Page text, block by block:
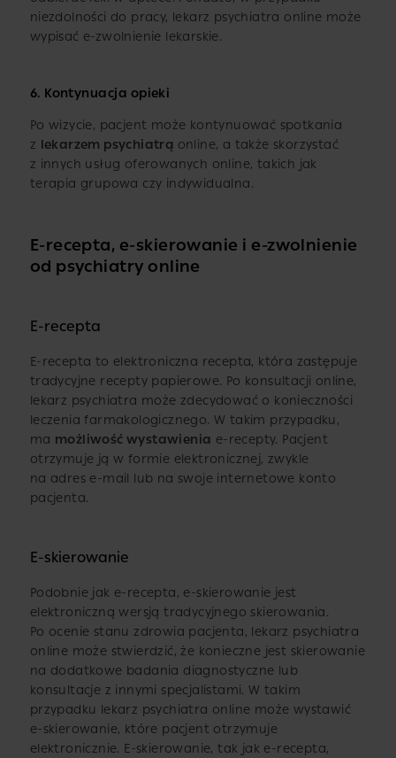
niezdolności do pracy, lekarz psychiatra online może
wypisać e-zwolnienie lekarskie.
6. Kontynuacja opieki
Po wizycie, pacjent może kontynuować spotkania
z lekarzem psychiatrą online, a także skorzystać
z innych usług oferowanych online, takich jak
terapia grupowa czy indywidualna.
E-recepta, e-skierowanie i e-zwolnienie
od psychiatry online
E-recepta
E-recepta to elektroniczna recepta, która zastępuje
tradycyjne recepty papierowe. Po konsultacji online,
lekarz psychiatra może zdecydować o konieczności
leczenia farmakologicznego. W takim przypadku,
ma możliwość wystawienia e-recepty. Pacjent
otrzymuje ją w formie elektronicznej, zwykle
na adres e-mail lub na swoje internetowe konto
pacjenta.
E-skierowanie
Podobnie jak e-recepta, e-skierowanie jest
elektroniczną wersją tradycyjnego skierowania.
Po ocenie stanu zdrowia pacjenta, lekarz psychiatra
online może stwierdzić, że konieczne jest skierowanie
na dodatkowe badania diagnostyczne lub
konsultacje z innymi specjalistami. W takim
przypadku lekarz psychiatra online może wystawić
e-skierowanie, które pacjent otrzymuje
elektronicznie. E-skierowanie, tak jak e-recepta,